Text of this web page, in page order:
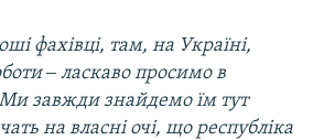
фахівці, там, на Україні,
‒ ласкаво просимо в
завжди знайдемо їм тут
на власні очі, що республіка